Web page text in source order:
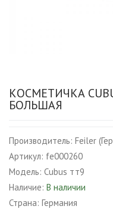
КОСМЕТИЧКА
БОЛЬШАЯ
Производитель: Feiler
Артикул: fe000260
Модель: Cubus тт9
Наличие: В наличии
Страна: Германия